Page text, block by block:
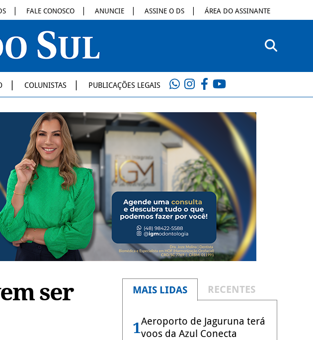
FALE CONOSCO ANUNCIE ASSINE O DS ÁREA DO ASSINANTE
COLUNISTAS PUBLICAÇÕES LEGAIS
ser
MAIS LIDAS RECENTES
1Aeroporto de Jaguruna terá
voos da Azul Conecta